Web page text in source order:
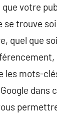
votre
trouve
quel que
les mots-
dans